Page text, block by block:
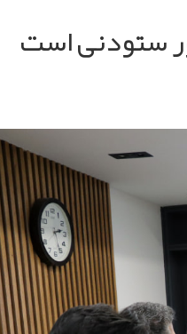
ستودنی است